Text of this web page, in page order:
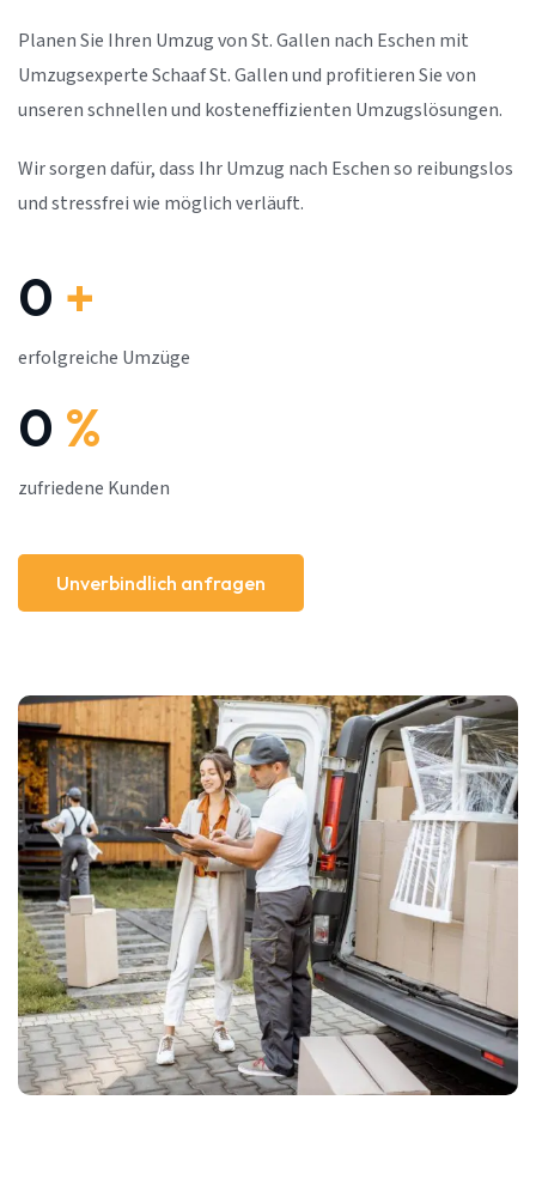
Planen Sie Ihren Umzug von St. Gallen nach Eschen mit
Umzugsexperte Schaaf St. Gallen und profitieren Sie von
unseren schnellen und kosteneffizienten Umzugslösungen.
Wir sorgen dafür, dass Ihr Umzug nach Eschen so reibungslos
und stressfrei wie möglich verläuft.
0 +
erfolgreiche Umzüge
0 %
zufriedene Kunden
Unverbindlich anfragen